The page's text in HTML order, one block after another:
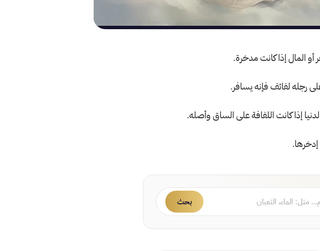
أو المال إذا كانت مدخرة.
رجله لفائف فإنه يسافر.
إذا كانت اللفافة على الساق وأصله.
بحث